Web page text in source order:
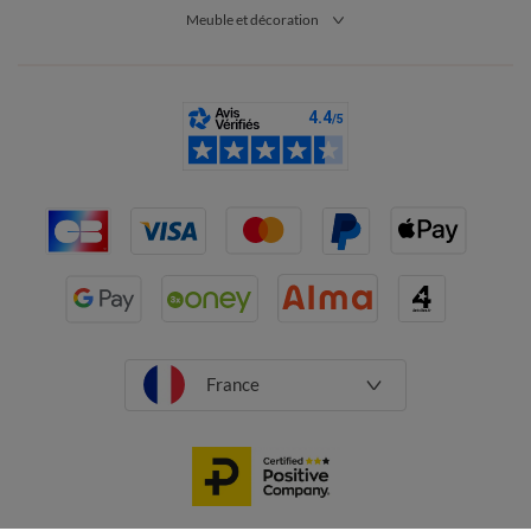
: avec une telle variété de teintes, le plus difficile
sera de faire le bon choix !
jaune par exemple. Vous pouvez également y trouver des
modèles à motifs : avec des décorations végétales, des
imprimés zébrés, des éléments graphiques, des petites étoiles,
texturés
, mélangeant plusieurs matières ou avec un style
boutis. Certains modèles possèdent même des pompons pour
une allure plus originale !
À la recherche d’un coussin absolument unique en son genre ?
d’animaux, en étoile ou représentant une licorne par exemple.
bleu canard par exemple. Vous pouvez aussi disposer
coussin à motifs originaux et un autre d’une forme différente
blanche, afin d’y apporter une touche de
Meuble et décoration
France